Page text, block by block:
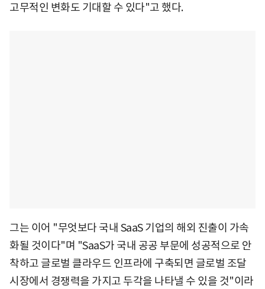
고무적인 변화도 기대할 수 있다"고 했다.
그는 이어 "무엇보다 국내 SaaS 기업의 해외 진출이 가속
화될 것이다"며 "SaaS가 국내 공공 부문에 성공적으로 안
착하고 글로벌 클라우드 인프라에 구축되면 글로벌 조달
시장에서 경쟁력을 가지고 두각을 나타낼 수 있을 것"이라